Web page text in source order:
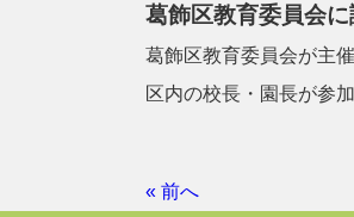
葛飾区教育委員会
葛飾区教育委員会が主
区内の校長・園長が参加
« 前へ